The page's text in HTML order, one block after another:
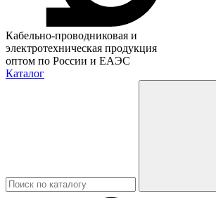
Кабельно-проводниковая и
электротехническая продукция
оптом по России и ЕАЭС
Каталог